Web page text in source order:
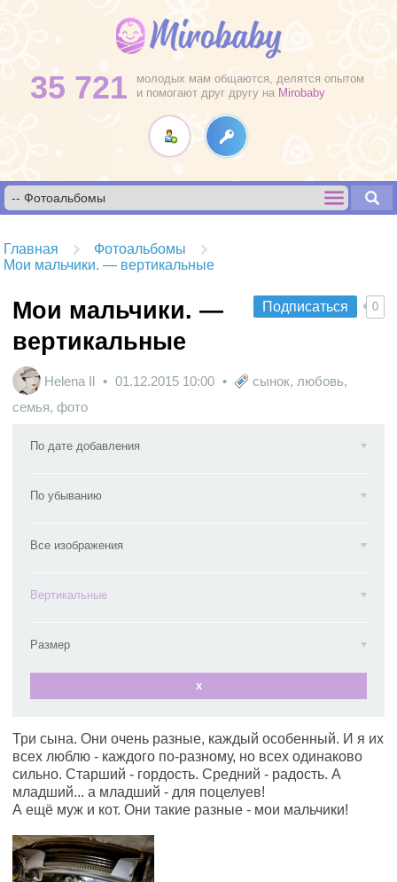
35 721
молодых мам общаются, делятся опытом
и помогают друг другу на Mirobaby
Главная
Фотоальбомы
Мои мальчики. — вертикальные
Подписаться 0
Мои мальчики. —
вертикальные
Helena Il 01.12.2015 10:00 сынок, любовь,
семья, фото
По дате добавления
По убыванию
Все изображения
Вертикальные
Размер
x
Три сына. Они очень разные, каждый особенный. И я их
всех люблю - каждого по-разному, но всех одинаково
сильно. Старший - гордость. Средний - радость. А
младший... а младший - для поцелуев!
А ещё муж и кот. Они такие разные - мои мальчики!